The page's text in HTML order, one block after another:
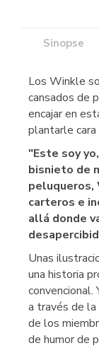
Sinopse
Los Winkle
cansados de
encajar en
plantarle cara
"Este soy
bisnieto de
peluqueros,
carteros e
allá donde
Unas
una historia
a través de la
de los
de humor de